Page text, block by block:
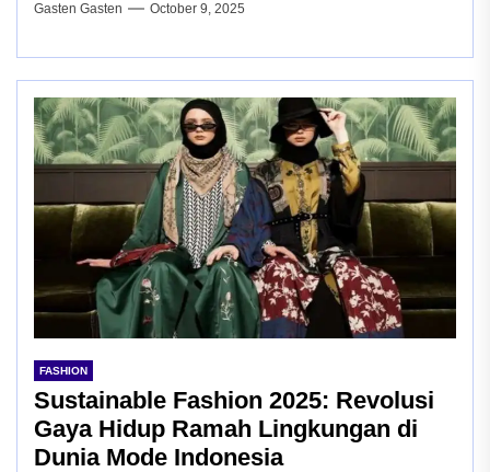
Gasten Gasten October 9, 2025
FASHION
Sustainable Fashion 2025: Revolusi
Gaya Hidup Ramah Lingkungan di
Dunia Mode Indonesia